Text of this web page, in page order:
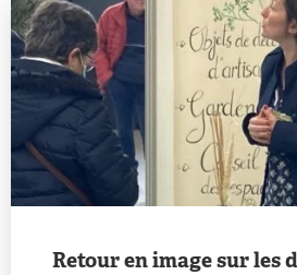
Retour en image sur les